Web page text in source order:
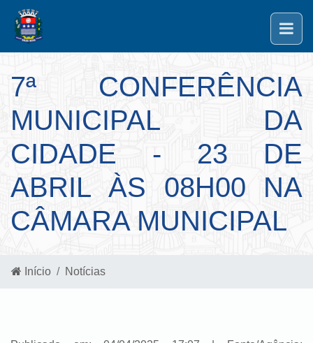
7ª CONFERÊNCIA
MUNICIPAL DA
CIDADE - 23 DE
ABRIL ÀS 08H00 NA
CÂMARA MUNICIPAL
Início Notícias